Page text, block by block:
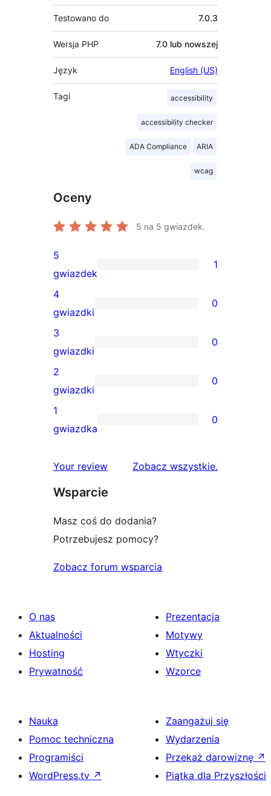
Testowano do 7.0.3
Wersja PHP 7.0 lub nowszej
Język English (US)
Tagi accessibility
accessibility checker
ADA Compliance ARIA
wcag
Oceny
5 na 5 gwiazdek.
1
recenzja
5-
gwiazdkowa
5
gwiazdek
1
0
recenzji
4-
gwiazdkowych
4
gwiazdki
0
0
recenzji
3-
gwiazdkowych
3
gwiazdki
0
0
recenzji
2-
2
gwiazdki
0
0
1-
1
gwiazdka
0
Your review Zobacz wszystkierecenzje
.
Wsparcie
Masz coś do dodania?
Potrzebujesz pomocy?
Zobacz forum wsparcia
O nas
Aktualności
Hosting
Prywatność
Prezentacja
Motywy
Wtyczki
Wzorce
Nauka
Pomoc techniczna
Programiści
WordPress.tv ↗
Zaangażuj się
Wydarzenia
Przekaż darowiznę ↗
Piątka dla Przyszłości